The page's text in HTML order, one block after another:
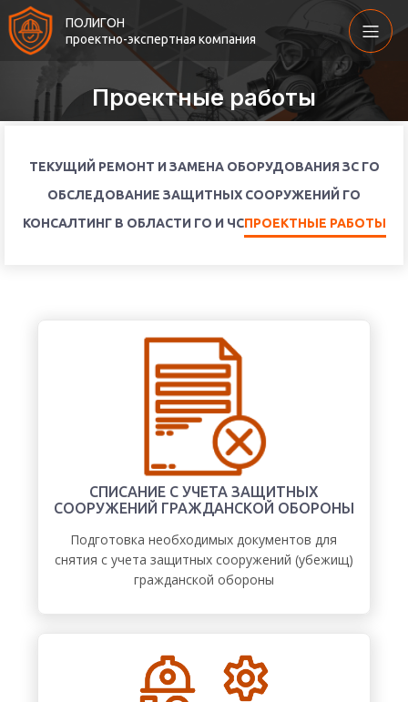
ПОЛИГОН
проектно-экспертная компания
Проектные работы
ТЕКУЩИЙ РЕМОНТ И ЗАМЕНА ОБОРУДОВАНИЯ ЗС ГО
ОБСЛЕДОВАНИЕ ЗАЩИТНЫХ СООРУЖЕНИЙ ГО
КОНСАЛТИНГ В ОБЛАСТИ ГО И ЧСПРОЕКТНЫЕ РАБОТЫ
СПИСАНИЕ С УЧЕТА ЗАЩИТНЫХ
СООРУЖЕНИЙ ГРАЖДАНСКОЙ ОБОРОНЫ
Подготовка необходимых документов для
снятия с учета защитных сооружений (убежищ)
гражданской обороны